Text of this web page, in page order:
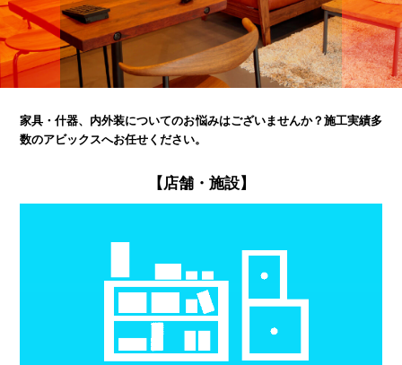
家具・什器、内外装についてのお悩みはございませんか？ 施工実績多
数のアビックスへお任せください。
【店舗・施設】